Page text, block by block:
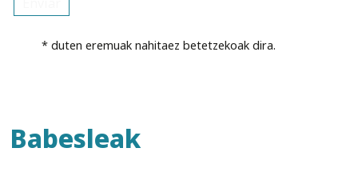
* duten eremuak nahitaez betetzekoak dira.
Babesleak